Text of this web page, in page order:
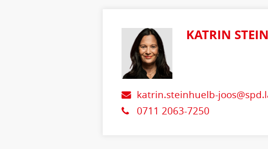
KATRIN
katrin.steinhuelb-
0711 2063-7250